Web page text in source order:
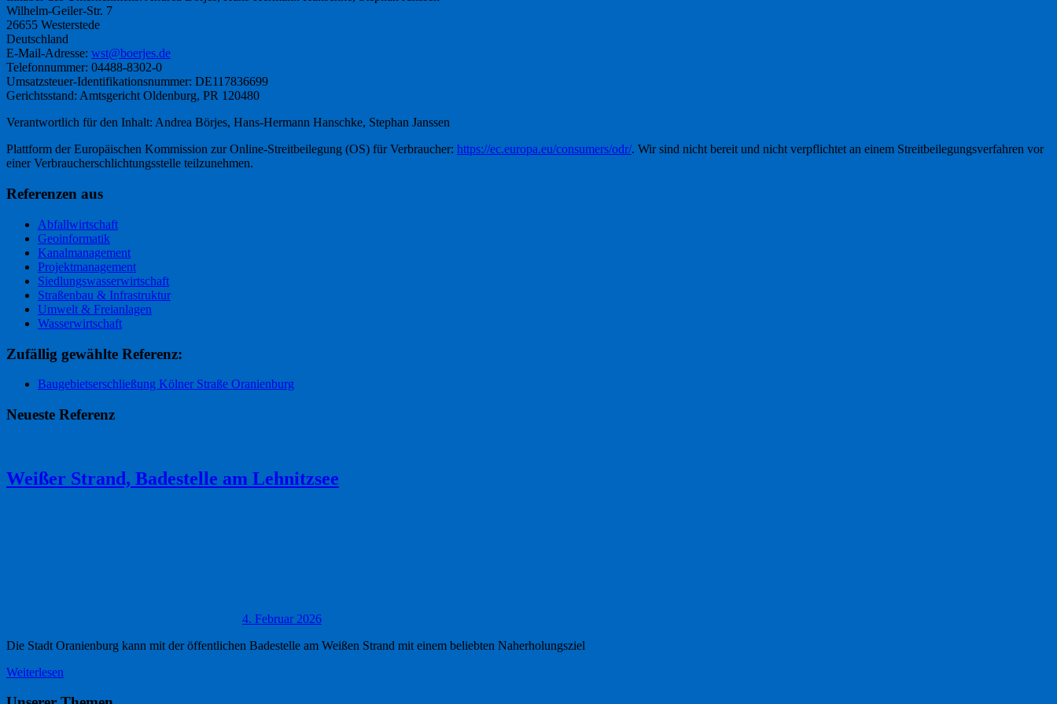
Wilhelm-Geiler-Str. 7
26655 Westerstede
Deutschland
E-Mail-Adresse: wst@boerjes.de
Telefonnummer: 04488-8302-0
Umsatzsteuer-Identifikationsnummer: DE117836699
Gerichtsstand: Amtsgericht Oldenburg, PR 120480
Verantwortlich für den Inhalt: Andrea Börjes, Hans-Hermann Hanschke, Stephan Janssen
Plattform der Europäischen Kommission zur Online-Streitbeilegung (OS) für Verbraucher: https://ec.europa.eu/consumers/odr/. Wir sind nicht bereit und nicht verpflichtet an einem Streitbeilegungsverfahren vor
einer Verbraucherschlichtungsstelle teilzunehmen.
Referenzen aus
Abfallwirtschaft
Geoinformatik
Kanalmanagement
Projektmanagement
Siedlungswasserwirtschaft
Straßenbau & Infrastruktur
Umwelt & Freianlagen
Wasserwirtschaft
Zufällig gewählte Referenz:
Baugebietserschließung Kölner Straße Oranienburg
Neueste Referenz
Weißer Strand, Badestelle am Lehnitzsee
4. Februar 2026
Die Stadt Oranienburg kann mit der öffentlichen Badestelle am Weißen Strand mit einem beliebten Naherholungsziel
Weiterlesen